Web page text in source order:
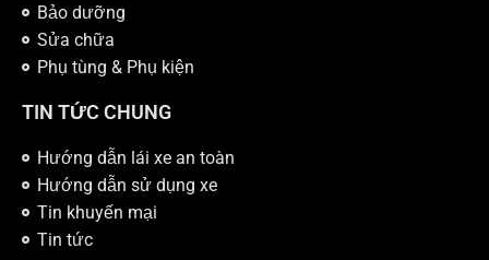
Bảo dưỡng
Sửa chữa
Phụ tùng & Phụ kiện
TIN TỨC CHUNG
Hướng dẫn lái xe an toàn
Hướng dẫn sử dụng xe
Tin khuyến mại
Tin tức